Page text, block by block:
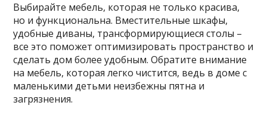
Выбирайте мебель, которая не только красива,
но и функциональна. Вместительные шкафы,
удобные диваны, трансформирующиеся столы –
все это поможет оптимизировать пространство и
сделать дом более удобным. Обратите внимание
на мебель, которая легко чистится, ведь в доме с
маленькими детьми неизбежны пятна и
загрязнения.